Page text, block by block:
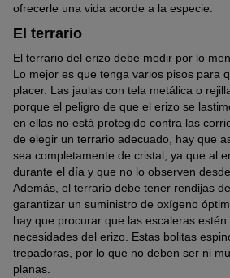
ofrecerle una vida acorde a la especie.
El terrario
El terrario del erizo debe medir por lo
Lo mejor es que tenga varios pisos para
placer. Las jaulas con tela metálica o
porque el peligro de que el erizo se
en ellas no está protegido contra las
de elegir un terrario adecuado, hay que
sea completamente de cristal, ya que al
durante el día y que no lo observen
Además, el terrario debe tener rendijas
garantizar un suministro de oxígeno
hay que procurar que las escaleras
necesidades del erizo. Estas bolitas
trepadoras, por lo que no deben ser ni
planas.